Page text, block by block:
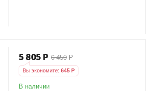
6 450 Р
5 805 Р
Вы экономите: 645Р
В наличии